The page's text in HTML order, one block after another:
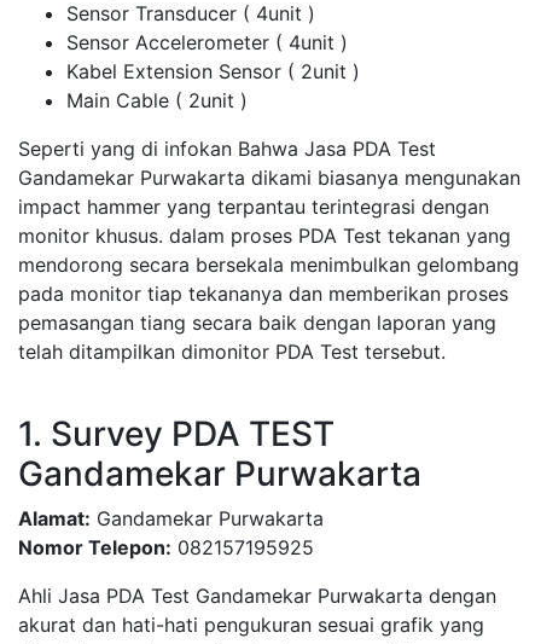
Sensor Transducer ( 4unit )
Sensor Accelerometer ( 4unit )
Kabel Extension Sensor ( 2unit )
Main Cable ( 2unit )
Seperti yang di infokan Bahwa Jasa PDA Test
Gandamekar Purwakarta dikami biasanya mengunakan
impact hammer yang terpantau terintegrasi dengan
monitor khusus. dalam proses PDA Test tekanan yang
mendorong secara bersekala menimbulkan gelombang
pada monitor tiap tekananya dan memberikan proses
pemasangan tiang secara baik dengan laporan yang
telah ditampilkan dimonitor PDA Test tersebut.
1. Survey PDA TEST
Gandamekar Purwakarta
Alamat: Gandamekar Purwakarta
Nomor Telepon: 082157195925
Ahli Jasa PDA Test Gandamekar Purwakarta dengan
akurat dan hati-hati pengukuran sesuai grafik yang